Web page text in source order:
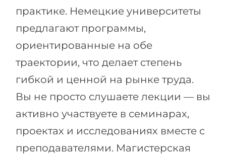
практике. Немецкие университеты
предлагают программы,
ориентированные на обе
траектории, что делает степень
гибкой и ценной на рынке труда.
Вы не просто слушаете лекции — вы
активно участвуете в семинарах,
проектах и исследованиях вместе с
преподавателями. Магистерская